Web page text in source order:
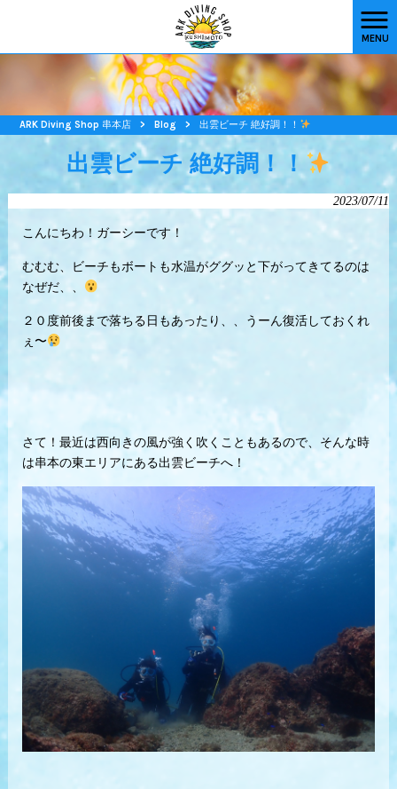
MENU
ARK Diving Shop 串本店 > Blog > 出雲ビーチ 絶好調！！
出雲ビーチ 絶好調！！
2023/07/11
こんにちわ！ガーシーです！
むむむ、ビーチもボートも水温がググッと下がってきてるのは
なぜだ、、
２０度前後まで落ちる日もあったり、、うーん復活しておくれ
ぇ〜
さて！最近は西向きの風が強く吹くこともあるので、そんな時
は串本の東エリアにある出雲ビーチへ！